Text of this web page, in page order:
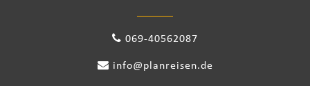
069-40562087
info@planreisen.de